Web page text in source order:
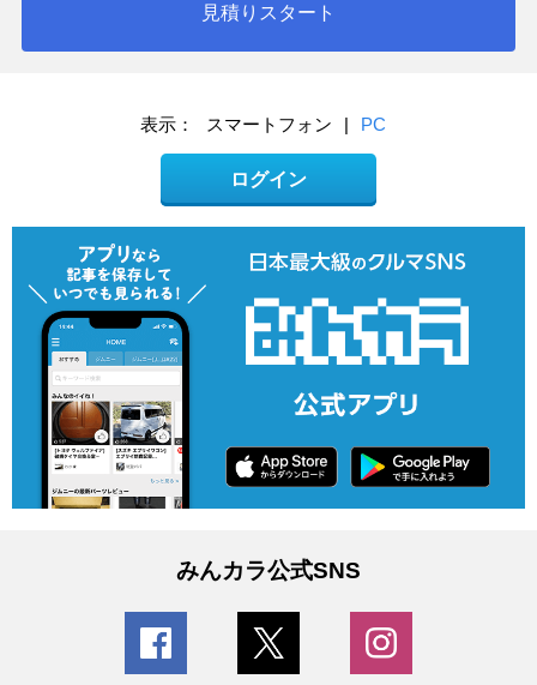
見積りスタート
表示： スマートフォン | PC
ログイン
みんカラ公式SNS